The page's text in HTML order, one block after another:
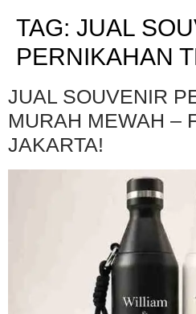
TAG: JUAL
PERNIKAHAN
JUAL SOUVENIR
MURAH MEWAH –
JAKARTA!